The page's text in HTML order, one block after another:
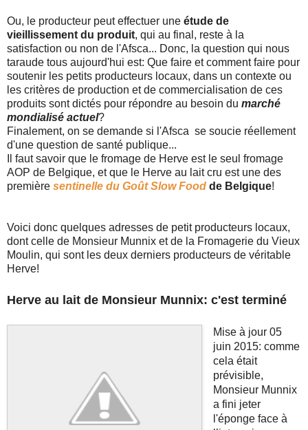
Ou, le producteur peut effectuer une étude de
vieillissement du produit, qui au final, reste à la
satisfaction ou non de l'Afsca... Donc, la question qui nous
taraude tous aujourd'hui est: Que faire et comment faire pour
soutenir les petits producteurs locaux, dans un contexte ou
les critères de production et de commercialisation de ces
produits sont dictés pour répondre au besoin du marché
mondialisé actuel?
Finalement, on se demande si l'Afsca se soucie réellement
d'une question de santé publique...
Il faut savoir que le fromage de Herve est le seul fromage
AOP de Belgique, et que le Herve au lait cru est une des
première sentinelle du Goût Slow Food de Belgique!
Voici donc quelques adresses de petit producteurs locaux,
dont celle de Monsieur Munnix et de la Fromagerie du Vieux
Moulin, qui sont les deux derniers producteurs de véritable
Herve!
Herve au lait de Monsieur Munnix: c'est terminé
Mise à jour 05
juin 2015: comme
cela était
prévisible,
Monsieur Munnix
a fini jeter